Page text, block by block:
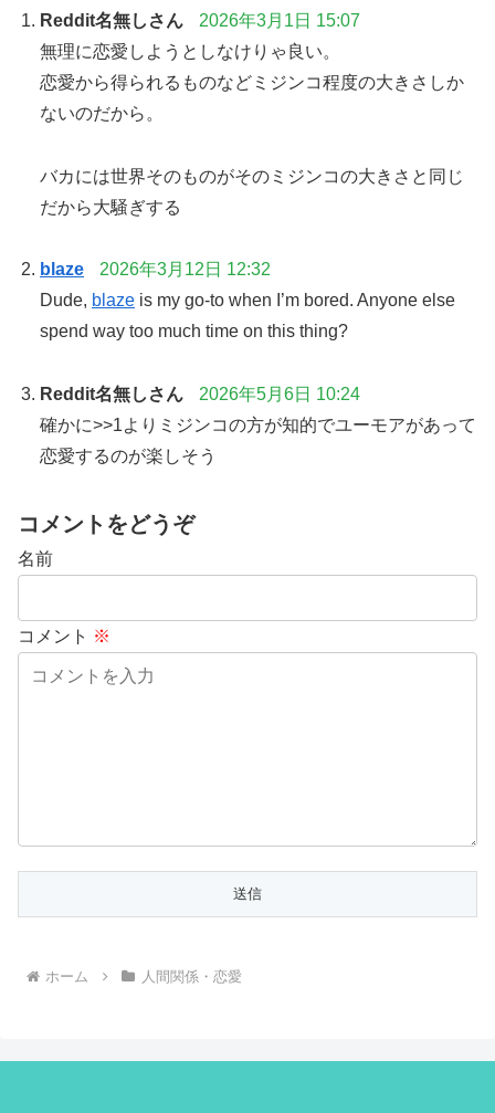
Reddit名無しさん
2026年3月1日 15:07
無理に恋愛しようとしなけりゃ良い。
恋愛から得られるものなどミジンコ程度の大きさしか
ないのだから。
バカには世界そのものがそのミジンコの大きさと同じ
だから大騒ぎする
blaze
2026年3月12日 12:32
Dude, blaze is my go-to when I’m bored. Anyone else
spend way too much time on this thing?
Reddit名無しさん
2026年5月6日 10:24
確かに>>1よりミジンコの方が知的でユーモアがあって
恋愛するのが楽しそう
コメントをどうぞ
名前
コメント ※
ホーム 人間関係・恋愛